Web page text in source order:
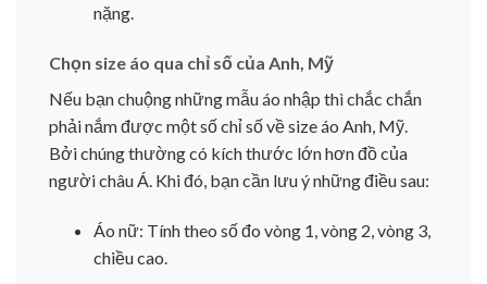
nặng.
Chọn size áo qua chỉ số của Anh, Mỹ
Nếu bạn chuộng những mẫu áo nhập thì chắc chắn
phải nắm được một số chỉ số về size áo Anh, Mỹ.
Bởi chúng thường có kích thước lớn hơn đồ của
người châu Á. Khi đó, bạn cần lưu ý những điều sau:
Áo nữ: Tính theo số đo vòng 1, vòng 2, vòng 3,
chiều cao.